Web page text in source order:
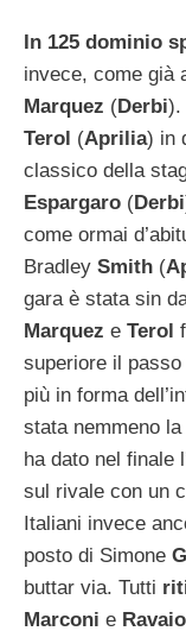
In 125 dominio
invece, come già
Marquez (Derbi).
Terol (Aprilia) in
classico della
Espargaro (Derbi
come ormai
Bradley Smith (
gara è stata sin
Marquez e Terol
superiore il
più in forma
stata nemmeno
ha dato nel finale
sul rivale con un
Italiani invece
posto di Simone
buttar via. Tutti
Marconi e